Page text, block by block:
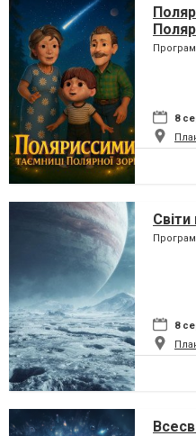
8
Світи
8